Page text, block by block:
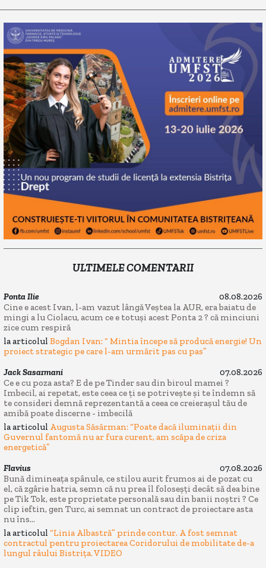
ULTIMELE COMENTARII
Ponta Ilie
08.08.2026
Cine e acest Ivan, l-am vazut lângă Veștea la AUR, era baiatu de
mingi a lu Ciolacu, acum ce e totuși acest Ponta 2 ? că minciuni
zice cum respiră
la articolul Bogdan Ivan: “ Mintia începe să producă energie! Un
proiect strategic pe care l-am urmărit pas cu pas”
Jack Sasarmani
07.08.2026
Ce e cu poza asta? E de pe Tinder sau din biroul mamei ?
Imbecil, ai repetat, este ceea ce ți se potrivește și te îndemn să
te consideri demnă reprezentantă a ceea ce creierașul tău de
amibă poate discerne - imbecilă
la articolul Augusta Săsărman: “Poate dacă iluminații din
Guvernul fantomă nu ar fura curent, am scăpa de criza
energetică”
Flavius
07.08.2026
Bună dimineața spânule, ce stilou aurit frumos ai de pozat cu
el, că zgârie hatria, semn că nu prea îl foloseșți decât să dea bine
pe Tik Tok, este proprietate personală sau din banii noștri ? Ce
clip ieftin, gen Turc, ai semnat un contract de proiectare asta
nu îns...
la articolul “Linia Albastră” prinde contur. A fost semnat
contractul pentru proiectarea Coridorului de mobilitate de-a
lungul râului Bistrița. VIDEO